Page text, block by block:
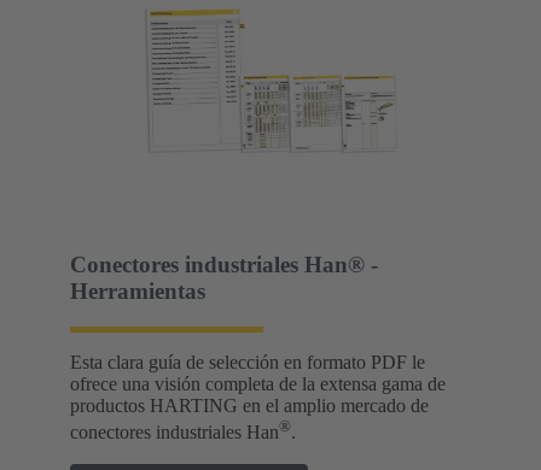
Conectores industriales Han® -
Herramientas
Esta clara guía de selección en formato PDF le
ofrece una visión completa de la extensa gama de
productos HARTING en el amplio mercado de
conectores industriales Han®.